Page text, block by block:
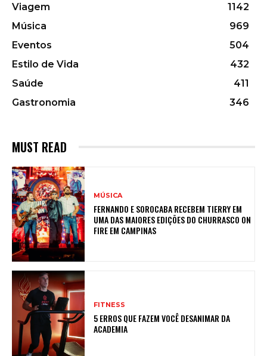
Viagem
1142
Música
969
Eventos
504
Estilo de Vida
432
Saúde
411
Gastronomia
346
MUST READ
MÚSICA
FERNANDO E SOROCABA RECEBEM TIERRY EM
UMA DAS MAIORES EDIÇÕES DO CHURRASCO ON
FIRE EM CAMPINAS
FITNESS
5 ERROS QUE FAZEM VOCÊ DESANIMAR DA
ACADEMIA